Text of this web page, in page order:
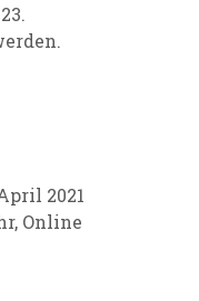
2021
Online